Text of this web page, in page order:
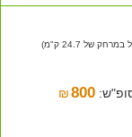
של 24.7 ק"מ)
₪ 800